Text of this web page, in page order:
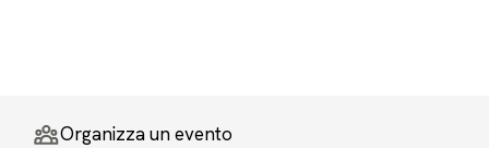
Organizza un evento